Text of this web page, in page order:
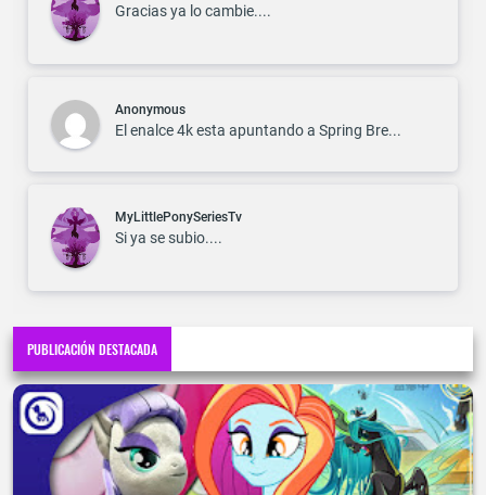
Gracias ya lo cambie....
Anonymous
El enalce 4k esta apuntando a Spring Bre...
MyLittlePonySeriesTv
Si ya se subio....
PUBLICACIÓN DESTACADA